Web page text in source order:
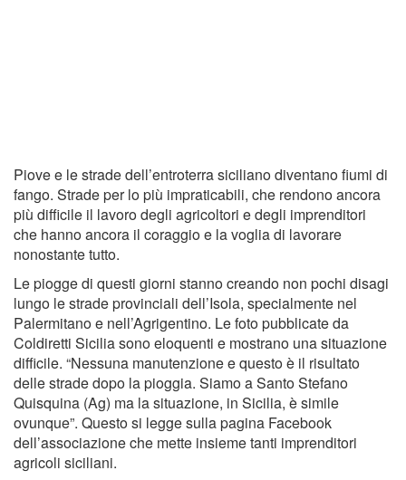
Piove e le strade dell’entroterra siciliano diventano fiumi di
fango. Strade per lo più impraticabili, che rendono ancora
più difficile il lavoro degli agricoltori e degli imprenditori
che hanno ancora il coraggio e la voglia di lavorare
nonostante tutto.
Le piogge di questi giorni stanno creando non pochi disagi
lungo le strade provinciali dell’Isola, specialmente nel
Palermitano e nell’Agrigentino. Le foto pubblicate da
Coldiretti Sicilia sono eloquenti e mostrano una situazione
difficile. “Nessuna manutenzione e questo è il risultato
delle strade dopo la pioggia. Siamo a Santo Stefano
Quisquina (Ag) ma la situazione, in Sicilia, è simile
ovunque”. Questo si legge sulla pagina Facebook
dell’associazione che mette insieme tanti imprenditori
agricoli siciliani.